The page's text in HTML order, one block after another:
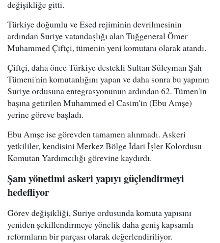
değişikliğe gitti.
Türkiye doğumlu ve Esed rejiminin devrilmesinin
ardından Suriye vatandaşlığı alan Tuğgeneral Ömer
Muhammed Çiftçi, tümenin yeni komutanı olarak atandı.
Çiftçi, daha önce Türkiye destekli Sultan Süleyman Şah
Tümeni'nin komutanlığını yapan ve daha sonra bu yapının
Suriye ordusuna entegrasyonunun ardından 62. Tümen'in
başına getirilen Muhammed el Casim'in (Ebu Amşe)
yerine göreve başladı.
Ebu Amşe ise görevden tamamen alınmadı. Askeri
yetkililer, kendisini Merkez Bölge İdari İşler Kolordusu
Komutan Yardımcılığı görevine kaydırdı.
Şam yönetimi askeri yapıyı güçlendirmeyi
hedefliyor
Görev değişikliği, Suriye ordusunda komuta yapısını
yeniden şekillendirmeye yönelik daha geniş kapsamlı
reformların bir parçası olarak değerlendiriliyor.